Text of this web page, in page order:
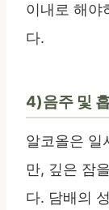
이내로 해야
다.
4)음주 및
알코올은 일
만, 깊은 잠
다. 담배의